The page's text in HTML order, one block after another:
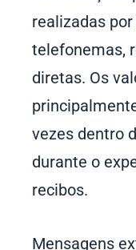
realizadas
telefonemas,
diretas. Os
vezes dentro
durante o
recibos.
Mensagens